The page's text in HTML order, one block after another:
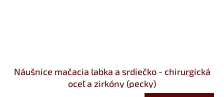
Náušnice mačacia labka a srdiečko - chirurgická
oceľ a zirkóny (pecky)